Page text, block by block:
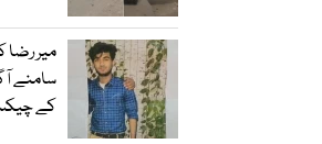
میر رضا
سامنے
کے